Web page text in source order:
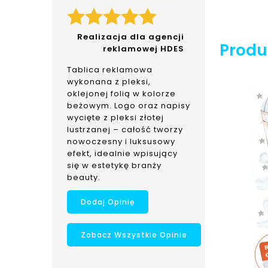
Realizacja dla agencji
reklamowej HDES
Tablica reklamowa
wykonana z pleksi,
oklejonej folią w kolorze
beżowym. Logo oraz napisy
wycięte z pleksi złotej
lustrzanej – całość tworzy
nowoczesny i luksusowy
efekt, idealnie wpisujący
się w estetykę branży
beauty.
Dodaj Opinię
Zobacz Wszystkie Opinie